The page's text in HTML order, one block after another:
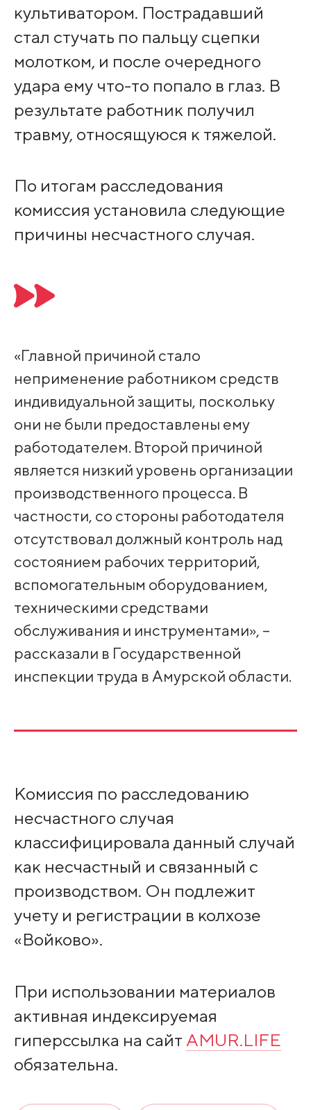
культиватором. Пострадавший
стал стучать по пальцу сцепки
молотком, и после очередного
удара ему что-то попало в глаз. В
результате работник получил
травму, относящуюся к тяжелой.
По итогам расследования
комиссия установила следующие
причины несчастного случая.
«Главной причиной стало
неприменение работником средств
индивидуальной защиты, поскольку
они не были предоставлены ему
работодателем. Второй причиной
является низкий уровень организации
производственного процесса. В
частности, со стороны работодателя
отсутствовал должный контроль над
состоянием рабочих территорий,
вспомогательным оборудованием,
техническими средствами
обслуживания и инструментами», –
рассказали в Государственной
инспекции труда в Амурской области.
Комиссия по расследованию
несчастного случая
классифицировала данный случай
как несчастный и связанный с
производством. Он подлежит
учету и регистрации в колхозе
«Войково».
При использовании материалов
активная индексируемая
гиперссылка на сайт AMUR.LIFE
обязательна.